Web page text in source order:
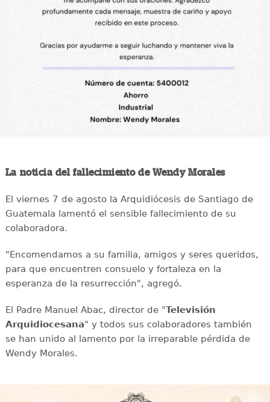
La noticia del fallecimiento de Wendy Morales
El viernes 7 de agosto la Arquidiócesis de Santiago de
Guatemala lamentó el sensible fallecimiento de su
colaboradora.
"Encomendamos a su familia, amigos y seres queridos,
para que encuentren consuelo y fortaleza en la
esperanza de la resurrección", agregó.
El Padre Manuel Abac, director de "Televisión
Arquidiocesana" y todos sus colaboradores también
se han unido al lamento por la irreparable pérdida de
Wendy Morales.